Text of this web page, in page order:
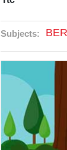
Subjects: